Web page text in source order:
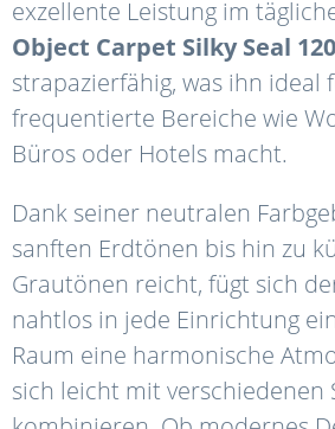
exzellente Leistung im
Object Carpet Silky Seal
strapazierfähig, was ihn ideal
frequentierte Bereiche wie
Büros oder Hotels macht.
Dank seiner neutralen
sanften Erdtönen bis hin zu
Grautönen reicht, fügt sich
nahtlos in jede Einrichtung
Raum eine harmonische
sich leicht mit verschiedenen